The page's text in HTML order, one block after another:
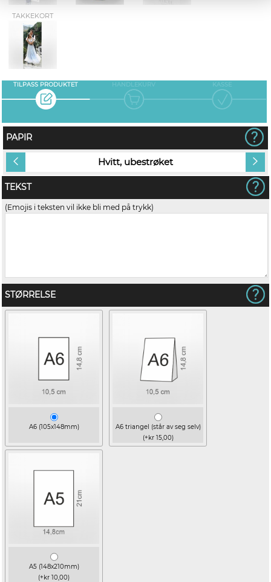
TAKKEKORT
TILPASS PRODUKTET HANDLEKURV KASSE
PAPIR
Hvitt, ubestrøket
TEKST
(Emojis i teksten vil ikke bli med på trykk)
STØRRELSE
A6 (105x148mm)
A6 triangel (står av seg selv)
(+kr 15,00)
A5 (148x210mm)
(+kr 10,00)